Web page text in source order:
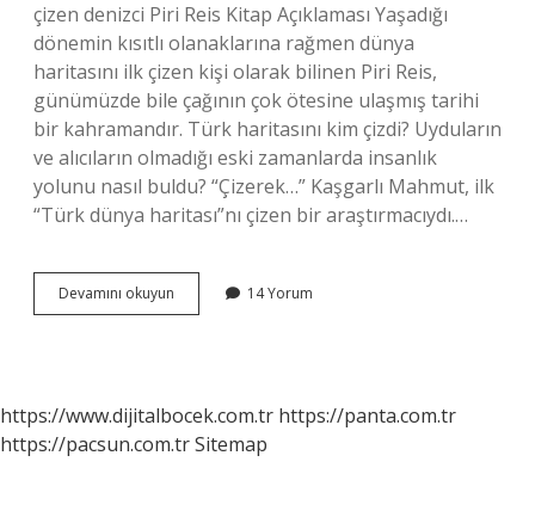
çizen denizci Piri Reis Kitap Açıklaması Yaşadığı
dönemin kısıtlı olanaklarına rağmen dünya
haritasını ilk çizen kişi olarak bilinen Piri Reis,
günümüzde bile çağının çok ötesine ulaşmış tarihi
bir kahramandır. Türk haritasını kim çizdi? Uyduların
ve alıcıların olmadığı eski zamanlarda insanlık
yolunu nasıl buldu? “Çizerek…” Kaşgarlı Mahmut, ilk
“Türk dünya haritası”nı çizen bir araştırmacıydı.…
Devamını okuyun
Haritası
14 Yorum
https://www.dijitalbocek.com.tr https://panta.com.tr
https://pacsun.com.trSitemap